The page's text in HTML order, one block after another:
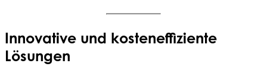
Innovative und kosteneffiziente
Lösungen